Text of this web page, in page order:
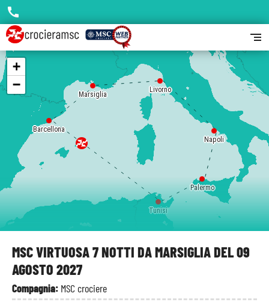
MSC VIRTUOSA 7 NOTTI DA MARSIGLIA DEL 09
AGOSTO 2027
Compagnia: MSC crociere
Marsiglia
Barcellona
Tunisi
Palermo
Napoli
Livorno
+
−
call
segment